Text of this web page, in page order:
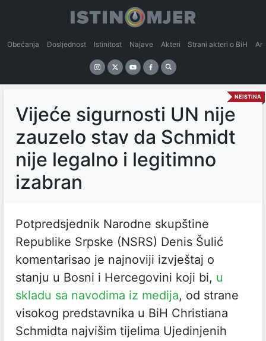
Obećanja Dosljednost Istinitost Najave Akteri Strani akteri o BiH
NEISTINA
Vijeće sigurnosti UN nije
zauzelo stav da Schmidt
nije legalno i legitimno
izabran
Potpredsjednik Narodne skupštine
Republike Srpske (NSRS) Denis Šulić
komentarisao je najnoviji izvještaj o
stanju u Bosni i Hercegovini koji bi, u
skladu sa navodima iz medija, od strane
visokog predstavnika u BiH Christiana
Schmidta najvišim tijelima Ujedinjenih